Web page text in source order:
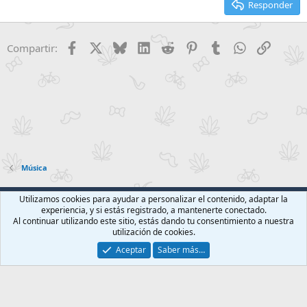
Trebuchet MS
Responder
Compartir: Facebook BlueskyLinkedIn
Reddit PinterestTumblr WhatsApp
Enlace
Música
Foroact Clásico
Español (ES)
Contáctanos
Términos y reglas Política de privacidad
Ayuda
Community platform by XenForo® © 2010-2026 XenForo Ltd.
Utilizamos cookies para ayudar a personalizar el contenido, adaptar la
experiencia, y si estás registrado, a mantenerte conectado.
Al continuar utilizando este sitio, estás dando tu consentimiento a nuestra
utilización de cookies.
Aceptar
Saber más…